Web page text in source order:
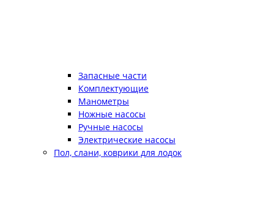
Запасные части
Комплектующие
Манометры
Ножные насосы
Ручные насосы
Электрические насосы
Пол, слани, коврики для лодок